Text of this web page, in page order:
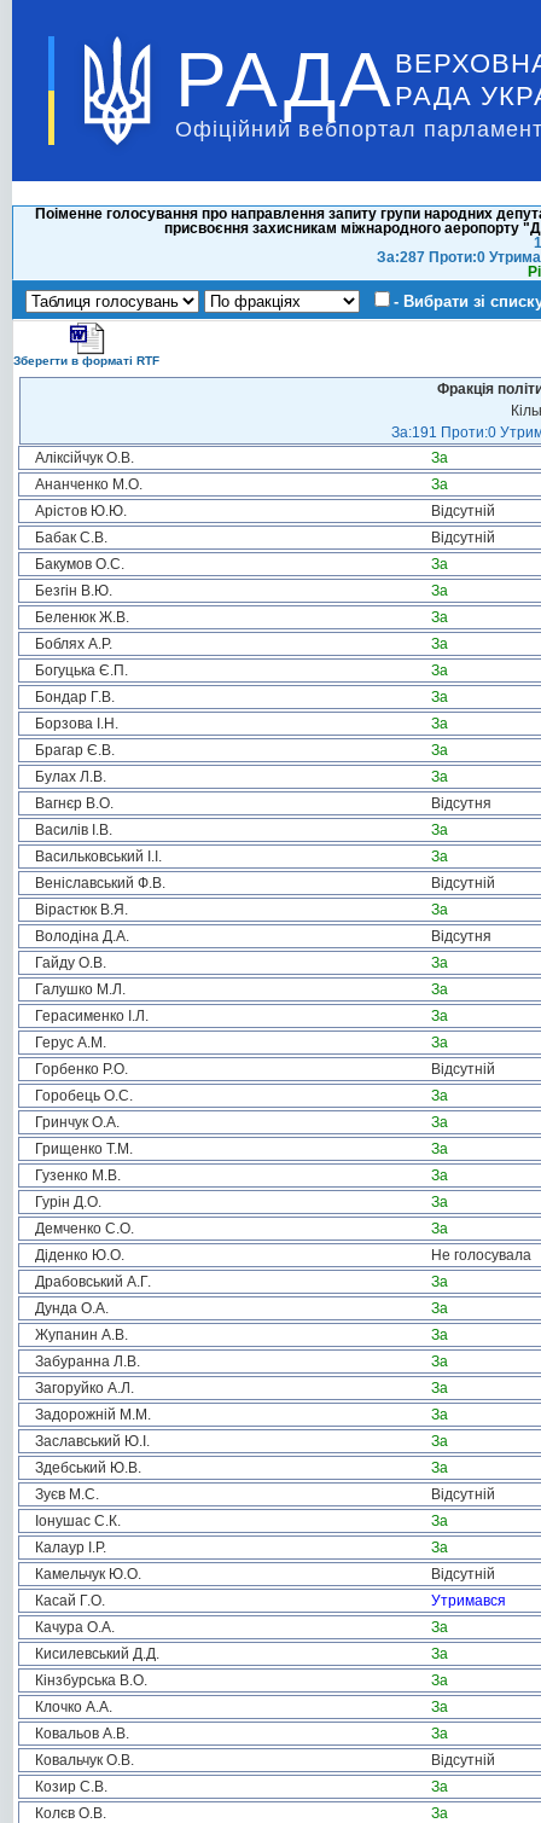
РАДА РАДА
Офіційний вебпортал
Поіменне голосування про направлення запиту групи народних
присвоєння захисникам міжнародного аеропорту
За:287 Проти:0
- Вибрати зі
Зберегти в форматі RTF
Фракція
За:191 Проти:0
Аліксійчук О.В.
За
Ананченко М.О.
За
Арістов Ю.Ю.
Відсутній
Бабак С.В.
Відсутній
Бакумов О.С.
За
Безгін В.Ю.
За
Беленюк Ж.В.
За
Боблях А.Р.
За
Богуцька Є.П.
За
Бондар Г.В.
За
Борзова І.Н.
За
Брагар Є.В.
За
Булах Л.В.
За
Вагнєр В.О.
Відсутня
Василів І.В.
За
Васильковський І.І.
За
Веніславський Ф.В.
Відсутній
Вірастюк В.Я.
За
Володіна Д.А.
Відсутня
Гайду О.В.
За
Галушко М.Л.
За
Герасименко І.Л.
За
Герус А.М.
За
Горбенко Р.О.
Відсутній
Горобець О.С.
За
Гринчук О.А.
За
Грищенко Т.М.
За
Гузенко М.В.
За
Гурін Д.О.
За
Демченко С.О.
За
Діденко Ю.О.
Не голосувала
Драбовський А.Г.
За
Дунда О.А.
За
Жупанин А.В.
За
Забуранна Л.В.
За
Загоруйко А.Л.
За
Задорожній М.М.
За
Заславський Ю.І.
За
Здебський Ю.В.
За
Зуєв М.С.
Відсутній
Іонушас С.К.
За
Калаур І.Р.
За
Камельчук Ю.О.
Відсутній
Касай Г.О.
Утримався
Качура О.А.
За
Кисилевський Д.Д.
За
Кінзбурська В.О.
За
Клочко А.А.
За
Ковальов А.В.
За
Ковальчук О.В.
Відсутній
Козир С.В.
За
Колєв О.В.
За